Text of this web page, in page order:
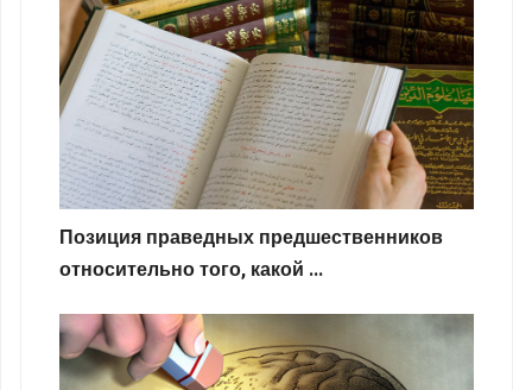
Позиция праведных предшественников
относительно того, какой ...